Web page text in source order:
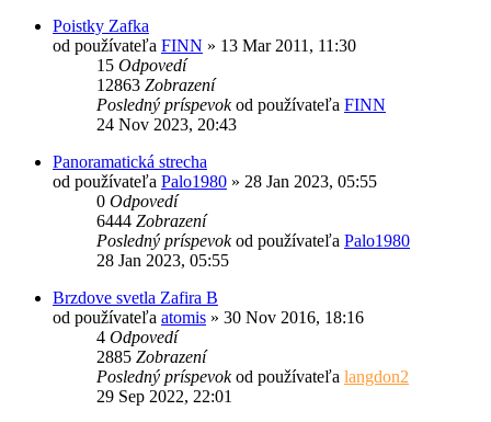
Poistky Zafka
od používateľa FINN » 13 Mar 2011, 11:30
15 Odpovedí
12863 Zobrazení
Posledný príspevokod používateľa FINN
24 Nov 2023, 20:43
Panoramatická strecha
od používateľa Palo1980 » 28 Jan 2023, 05:55
0 Odpovedí
6444 Zobrazení
Posledný príspevokod používateľa Palo1980
28 Jan 2023, 05:55
Brzdove svetla Zafira B
od používateľa atomis » 30 Nov 2016, 18:16
4 Odpovedí
2885 Zobrazení
Posledný príspevokod používateľa langdon2
29 Sep 2022, 22:01